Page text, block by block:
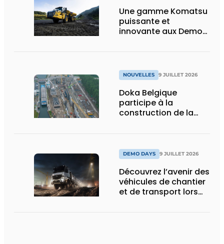
Une gamme Komatsu
puissante et
innovante aux Demo
NOUVELLES 9 JUILLET 2026
Doka Belgique
participe à la
construction de la
DEMO DAYS 9 JUILLET 2026
Découvrez l’avenir des
véhicules de chantier
et de transport lors